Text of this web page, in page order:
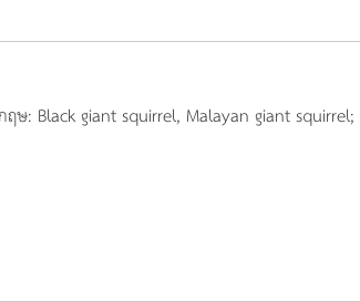
ษ: Black giant squirrel, Malayan giant